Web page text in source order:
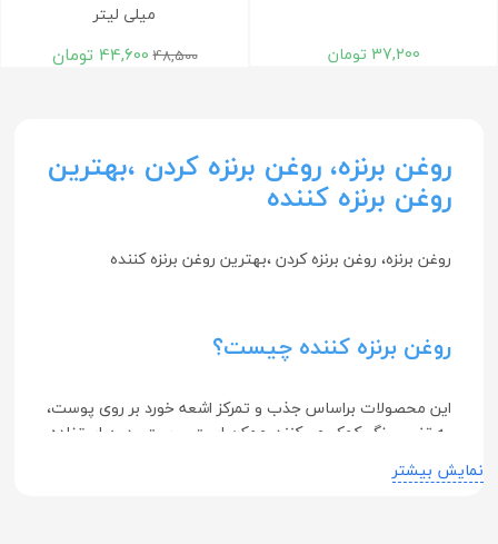
37,200 تومان
میلی لیتر
48,500
44,600 تومان
روغن برنزه، روغن برنزه کردن ،بهترین
روغن برنزه کننده
روغن برنزه، روغن برنزه کردن ،بهترین روغن برنزه کننده
روغن برنزه کننده چیست؟
این محصولات براساس جذب و تمرکز اشعه خورد بر روی پوست،
به تغییر رنگ کمک می‌کنند. ممکن است پوست بدون استفاده
از این روغن‌ها نیز تغییر رنگ پیدا کند، اما استفاده از این
روغن‌ها فرآیند تغییر رنگ را تسریع کرده و از سوختگی شدید از
نمایش بیشتر